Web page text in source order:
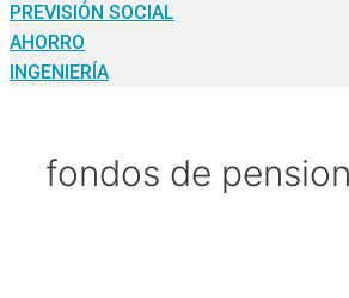
PREVISIÓN SOCIAL
AHORRO
INGENIERÍA
fondos de